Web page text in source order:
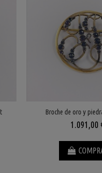
Broche de oro y
1.091,00